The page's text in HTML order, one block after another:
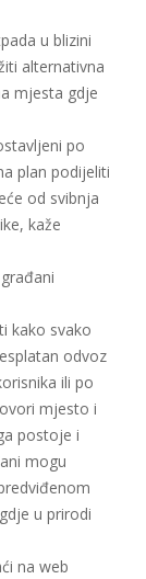
u blizini
alternativna
mjesta gdje
po
plan podijeliti
od svibnja
kaže
kako svako
odvoz
ili po
mjesto i
postoje i
mogu
u prirodi
na web